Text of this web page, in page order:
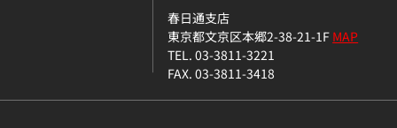
春日通支店
東京都文京区本郷2-38-21-1FMAP
TEL. 03-3811-3221
FAX. 03-3811-3418